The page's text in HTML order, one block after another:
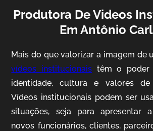
Mosaic
Produtora De Videos
Em Antônio
Mais do que valorizar a imagem de
vídeos institucionais têm o poder
identidade, cultura e valores de
Vídeos institucionais podem ser
situações, seja para apresentar
novos funcionários, clientes,